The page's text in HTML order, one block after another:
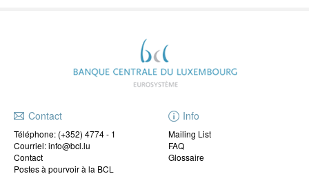
Contact
Téléphone: (+352) 4774 - 1
Courriel: info@bcl.lu
Contact
Postes à pourvoir à la BCL
Info
Mailing List
FAQ
Glossaire